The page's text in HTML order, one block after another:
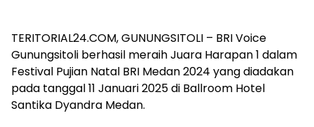
TERITORIAL24.COM, GUNUNGSITOLI – BRI Voice
Gunungsitoli berhasil meraih Juara Harapan 1 dalam
Festival Pujian Natal BRI Medan 2024 yang diadakan
pada tanggal 11 Januari 2025 di Ballroom Hotel
Santika Dyandra Medan.